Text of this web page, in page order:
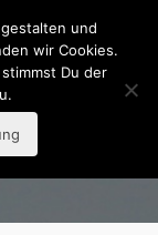
und
wir Cookies.
Du der